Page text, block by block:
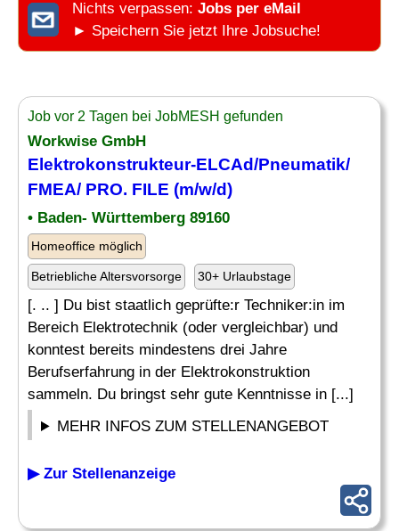
Nichts verpassen: Jobs per eMail
► Speichern Sie jetzt Ihre Jobsuche!
Job vor 2 Tagen bei JobMESH gefunden
Workwise GmbH
Elektrokonstrukteur-ELCAd/Pneumatik/
FMEA/ PRO. FILE (m/w/d)
• Baden- Württemberg 89160
Homeoffice möglich
Betriebliche Altersvorsorge 30+ Urlaubstage
[. .. ] Du bist staatlich geprüfte:r Techniker:in im
Bereich Elektrotechnik (oder vergleichbar) und
konntest bereits mindestens drei Jahre
Berufserfahrung in der Elektrokonstruktion
sammeln. Du bringst sehr gute Kenntnisse in [...]
MEHR INFOS ZUM STELLENANGEBOT
▶ Zur Stellenanzeige